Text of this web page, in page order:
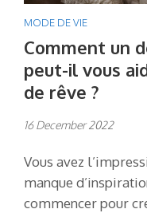
MODE DE VIE
Comment un
peut-il vous
de rêve ?
16 December 2022
Vous avez
manque
commencer pour